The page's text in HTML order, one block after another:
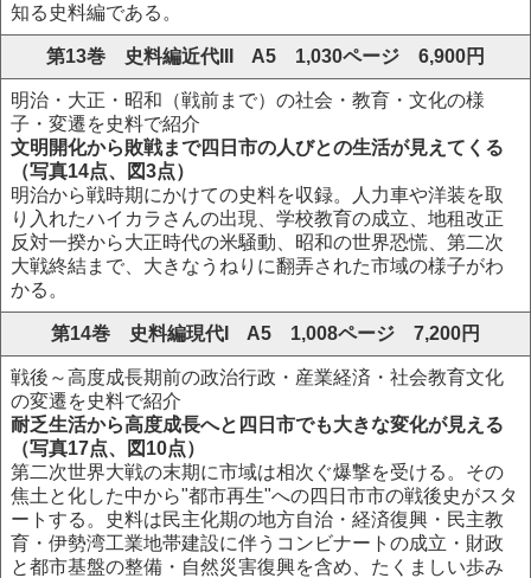
知る史料編である。
第13巻 史料編近代III A5 1,030ページ 6,900円
明治・大正・昭和（戦前まで）の社会・教育・文化の様
子・変遷を史料で紹介
文明開化から敗戦まで四日市の人びとの生活が見えてくる
（写真14点、図3点）
明治から戦時期にかけての史料を収録。人力車や洋装を取
り入れたハイカラさんの出現、学校教育の成立、地租改正
反対一揆から大正時代の米騒動、昭和の世界恐慌、第二次
大戦終結まで、大きなうねりに翻弄された市域の様子がわ
かる。
第14巻 史料編現代I A5 1,008ページ 7,200円
戦後～高度成長期前の政治行政・産業経済・社会教育文化
の変遷を史料で紹介
耐乏生活から高度成長へと四日市でも大きな変化が見える
（写真17点、図10点）
第二次世界大戦の末期に市域は相次ぐ爆撃を受ける。その
焦土と化した中から"都市再生"への四日市市の戦後史がスタ
ートする。史料は民主化期の地方自治・経済復興・民主教
育・伊勢湾工業地帯建設に伴うコンビナートの成立・財政
と都市基盤の整備・自然災害復興を含め、たくましい歩み